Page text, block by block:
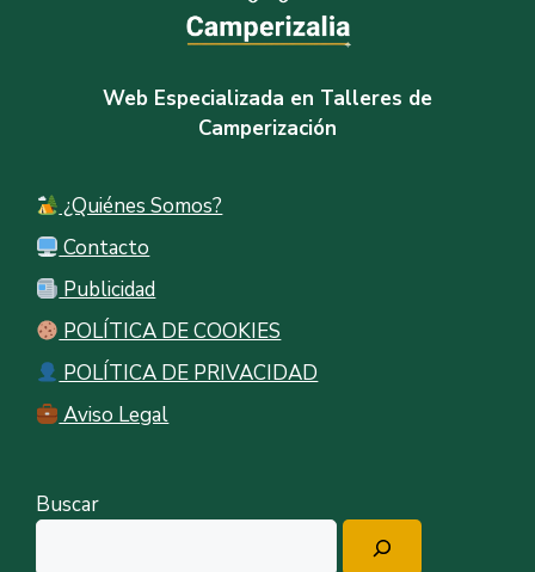
Web Especializada en Talleres de
Camperización
¿Quiénes Somos?
Contacto
Publicidad
POLÍTICA DE COOKIES
POLÍTICA DE PRIVACIDAD
Aviso Legal
Buscar